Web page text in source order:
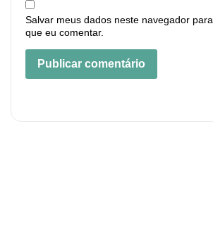
Salvar meus dados neste navegador
que eu comentar.